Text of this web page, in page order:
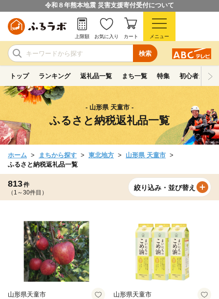
令和８年熊本地震 災害支援寄付受付について
検索
上限額 お気に入り カート メニュー
トップ ランキング 返礼品一覧 まち一覧 特集 初心者ガイド
- 山形県 天童市 -
ふるさと納税返礼品一覧
ホーム まちから探す 東北地方
山形県 天童市
ふるさと納税返礼品一覧
813件
（1～30件目）
絞り込み・並び替え
山形県天童市 山形県天童市